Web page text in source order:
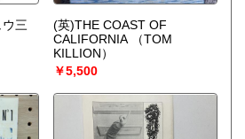
ウ三
(英)THE COAST OF
CALIFORNIA
（TOM
KILLION）
￥5,500